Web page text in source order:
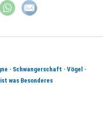
- Schwangerschaft - Vögel -
was Besonderes